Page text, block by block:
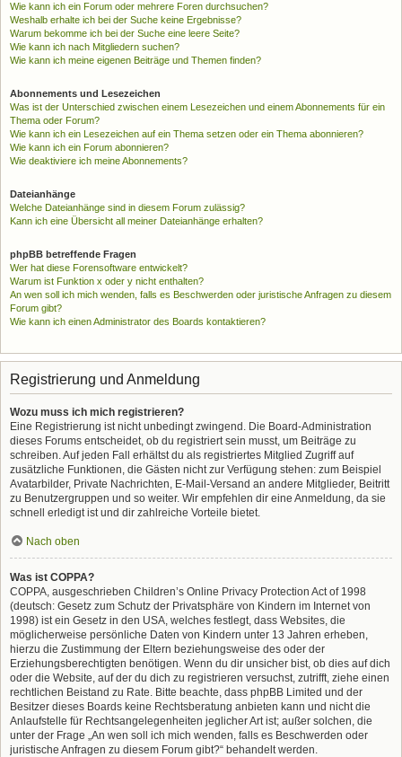
Wie kann ich ein Forum oder mehrere Foren durchsuchen?
Weshalb erhalte ich bei der Suche keine Ergebnisse?
Warum bekomme ich bei der Suche eine leere Seite?
Wie kann ich nach Mitgliedern suchen?
Wie kann ich meine eigenen Beiträge und Themen finden?
Abonnements und Lesezeichen
Was ist der Unterschied zwischen einem Lesezeichen und einem Abonnements für ein
Thema oder Forum?
Wie kann ich ein Lesezeichen auf ein Thema setzen oder ein Thema abonnieren?
Wie kann ich ein Forum abonnieren?
Wie deaktiviere ich meine Abonnements?
Dateianhänge
Welche Dateianhänge sind in diesem Forum zulässig?
Kann ich eine Übersicht all meiner Dateianhänge erhalten?
phpBB betreffende Fragen
Wer hat diese Forensoftware entwickelt?
Warum ist Funktion x oder y nicht enthalten?
An wen soll ich mich wenden, falls es Beschwerden oder juristische Anfragen zu diesem
Forum gibt?
Wie kann ich einen Administrator des Boards kontaktieren?
Registrierung und Anmeldung
Wozu muss ich mich registrieren?
Eine Registrierung ist nicht unbedingt zwingend. Die Board-Administration
dieses Forums entscheidet, ob du registriert sein musst, um Beiträge zu
schreiben. Auf jeden Fall erhältst du als registriertes Mitglied Zugriff auf
zusätzliche Funktionen, die Gästen nicht zur Verfügung stehen: zum Beispiel
Avatarbilder, Private Nachrichten, E-Mail-Versand an andere Mitglieder, Beitritt
zu Benutzergruppen und so weiter. Wir empfehlen dir eine Anmeldung, da sie
schnell erledigt ist und dir zahlreiche Vorteile bietet.
Nach oben
Was ist COPPA?
COPPA, ausgeschrieben Children’s Online Privacy Protection Act of 1998
(deutsch: Gesetz zum Schutz der Privatsphäre von Kindern im Internet von
1998) ist ein Gesetz in den USA, welches festlegt, dass Websites, die
möglicherweise persönliche Daten von Kindern unter 13 Jahren erheben,
hierzu die Zustimmung der Eltern beziehungsweise des oder der
Erziehungsberechtigten benötigen. Wenn du dir unsicher bist, ob dies auf dich
oder die Website, auf der du dich zu registrieren versuchst, zutrifft, ziehe einen
rechtlichen Beistand zu Rate. Bitte beachte, dass phpBB Limited und der
Besitzer dieses Boards keine Rechtsberatung anbieten kann und nicht die
Anlaufstelle für Rechtsangelegenheiten jeglicher Art ist; außer solchen, die
unter der Frage „An wen soll ich mich wenden, falls es Beschwerden oder
juristische Anfragen zu diesem Forum gibt?“ behandelt werden.